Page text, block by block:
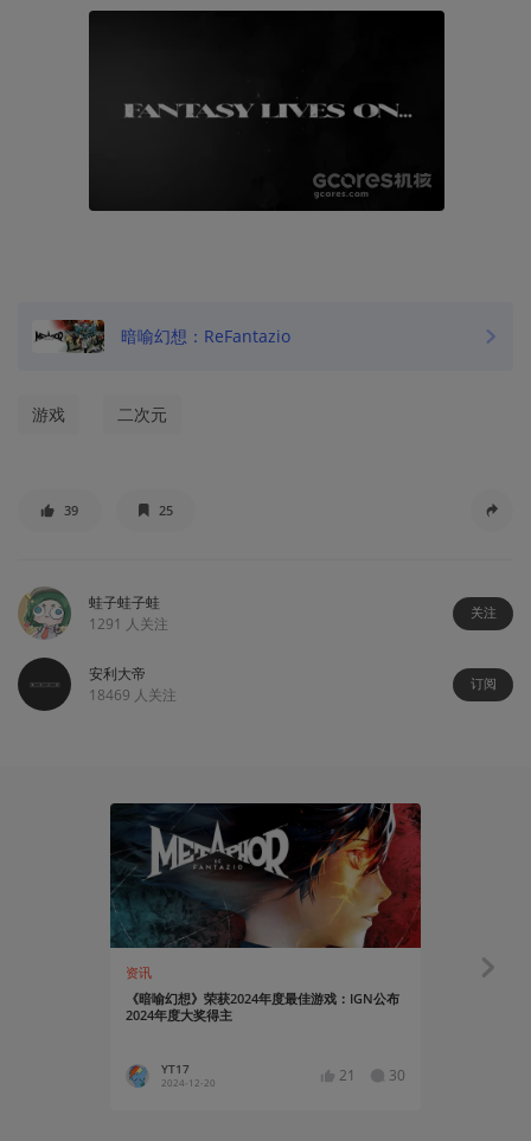
暗喻幻想：ReFantazio
游戏 二次元
39 25
蛙子蛙子蛙
1291 人关注
关注
安利大帝
18469 人关注
订阅
资讯
《暗喻幻想》荣获2024年度最佳游戏：IGN公布
2024年度大奖得主
YT17
2024-12-20 21 30